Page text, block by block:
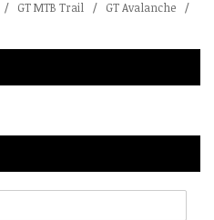
/ GT MTB Trail / GT Avalanche
/